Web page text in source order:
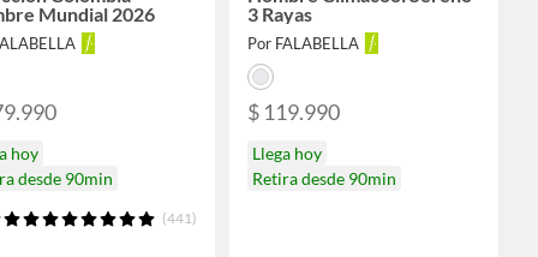
Mundial 2026
hoy
desde 90min
(441)
3 Rayas
Por FALABELLA
$ 119.990
Llega hoy
Retira desde 90min